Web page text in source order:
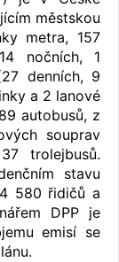
městskou
metra, 157
nočních, 1
denních, 9
a 2 lanové
autobusů, z
souprav
trolejbusů.
stavu
580 řidičů a
DPP je
emisí se